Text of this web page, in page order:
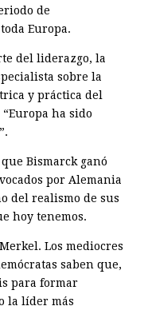
de
Europa.
del liderazgo, la
sobre la
y práctica del
ha sido
Bismarck ganó
por Alemania
del realismo de sus
hoy tenemos.
Los ­mediocres
saben que,
para formar
la líder más